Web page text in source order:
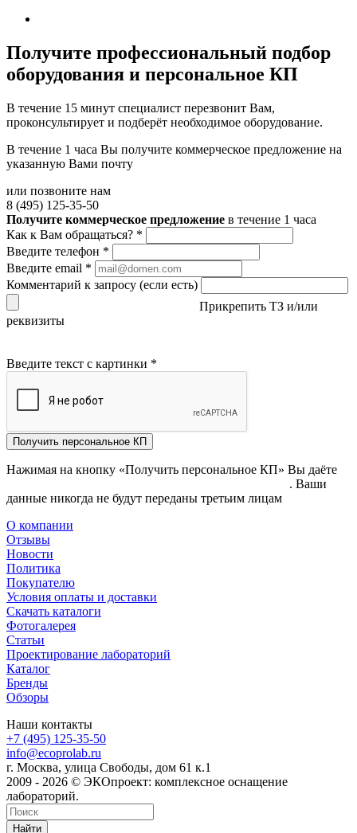
Получите профессиональный подбор
оборудования и персональное КП
В течение 15 минут специалист перезвонит Вам,
проконсультирует и подберёт необходимое оборудование.
В течение 1 часа Вы получите коммерческое предложение на
указанную Вами почту
или позвоните нам
8 (495) 125-35-50
Получите коммерческое предложение в течение 1 часа
Как к Вам обращаться? *
Введите телефон *
Введите email *
Комментарий к запросу (если есть)
Прикрепить ТЗ и/или
реквизиты
Введите текст с картинки *
Получить персональное КП
Нажимая на кнопку «Получить персональное КП» Вы даёте
. Ваши
данные никогда не будут переданы третьим лицам
О компании
Отзывы
Новости
Политика
Покупателю
Условия оплаты и доставки
Скачать каталоги
Фотогалерея
Статьи
Проектирование лабораторий
Каталог
Бренды
Обзоры
Наши контакты
+7 (495) 125-35-50
info@ecoprolab.ru
г. Москва, улица Свободы, дом 61 к.1
2009 - 2026 © ЭКОпроект: комплексное оснащение
лабораторий.
Найти